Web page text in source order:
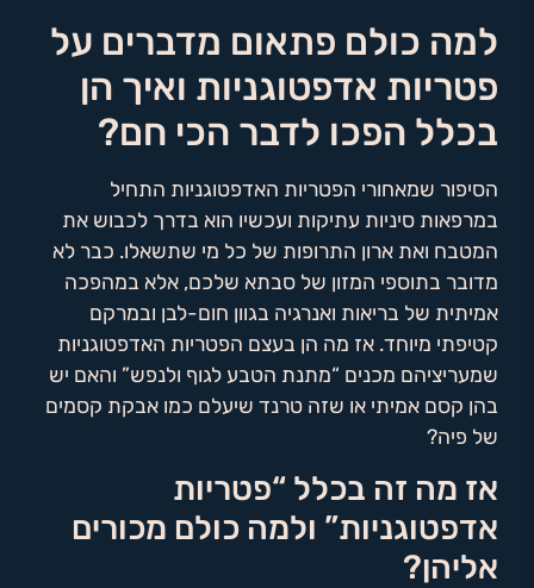
למה כולם פתאום מדברים על
פטריות אדפטוגניות ואיך הן
בכלל הפכו לדבר הכי חם?
הסיפור שמאחורי הפטריות האדפטוגניות התחיל
במרפאות סיניות עתיקות ועכשיו הוא בדרך לכבוש את
המטבח ואת ארון התרופות של כל מי שתשאלו. כבר לא
מדובר בתוספי המזון של סבתא שלכם, אלא במהפכה
אמיתית של בריאות ואנרגיה בגוון חום-לבן ובמרקם
קטיפתי מיוחד. אז מה הן בעצם הפטריות האדפטוגניות
שמעריציהם מכנים “מתנת הטבע לגוף ולנפש” והאם יש
בהן קסם אמיתי או שזה טרנד שיעלם כמו אבקת קסמים
של פיה?
אז מה זה בכלל “פטריות
אדפטוגניות” ולמה כולם מכורים
אליהן?